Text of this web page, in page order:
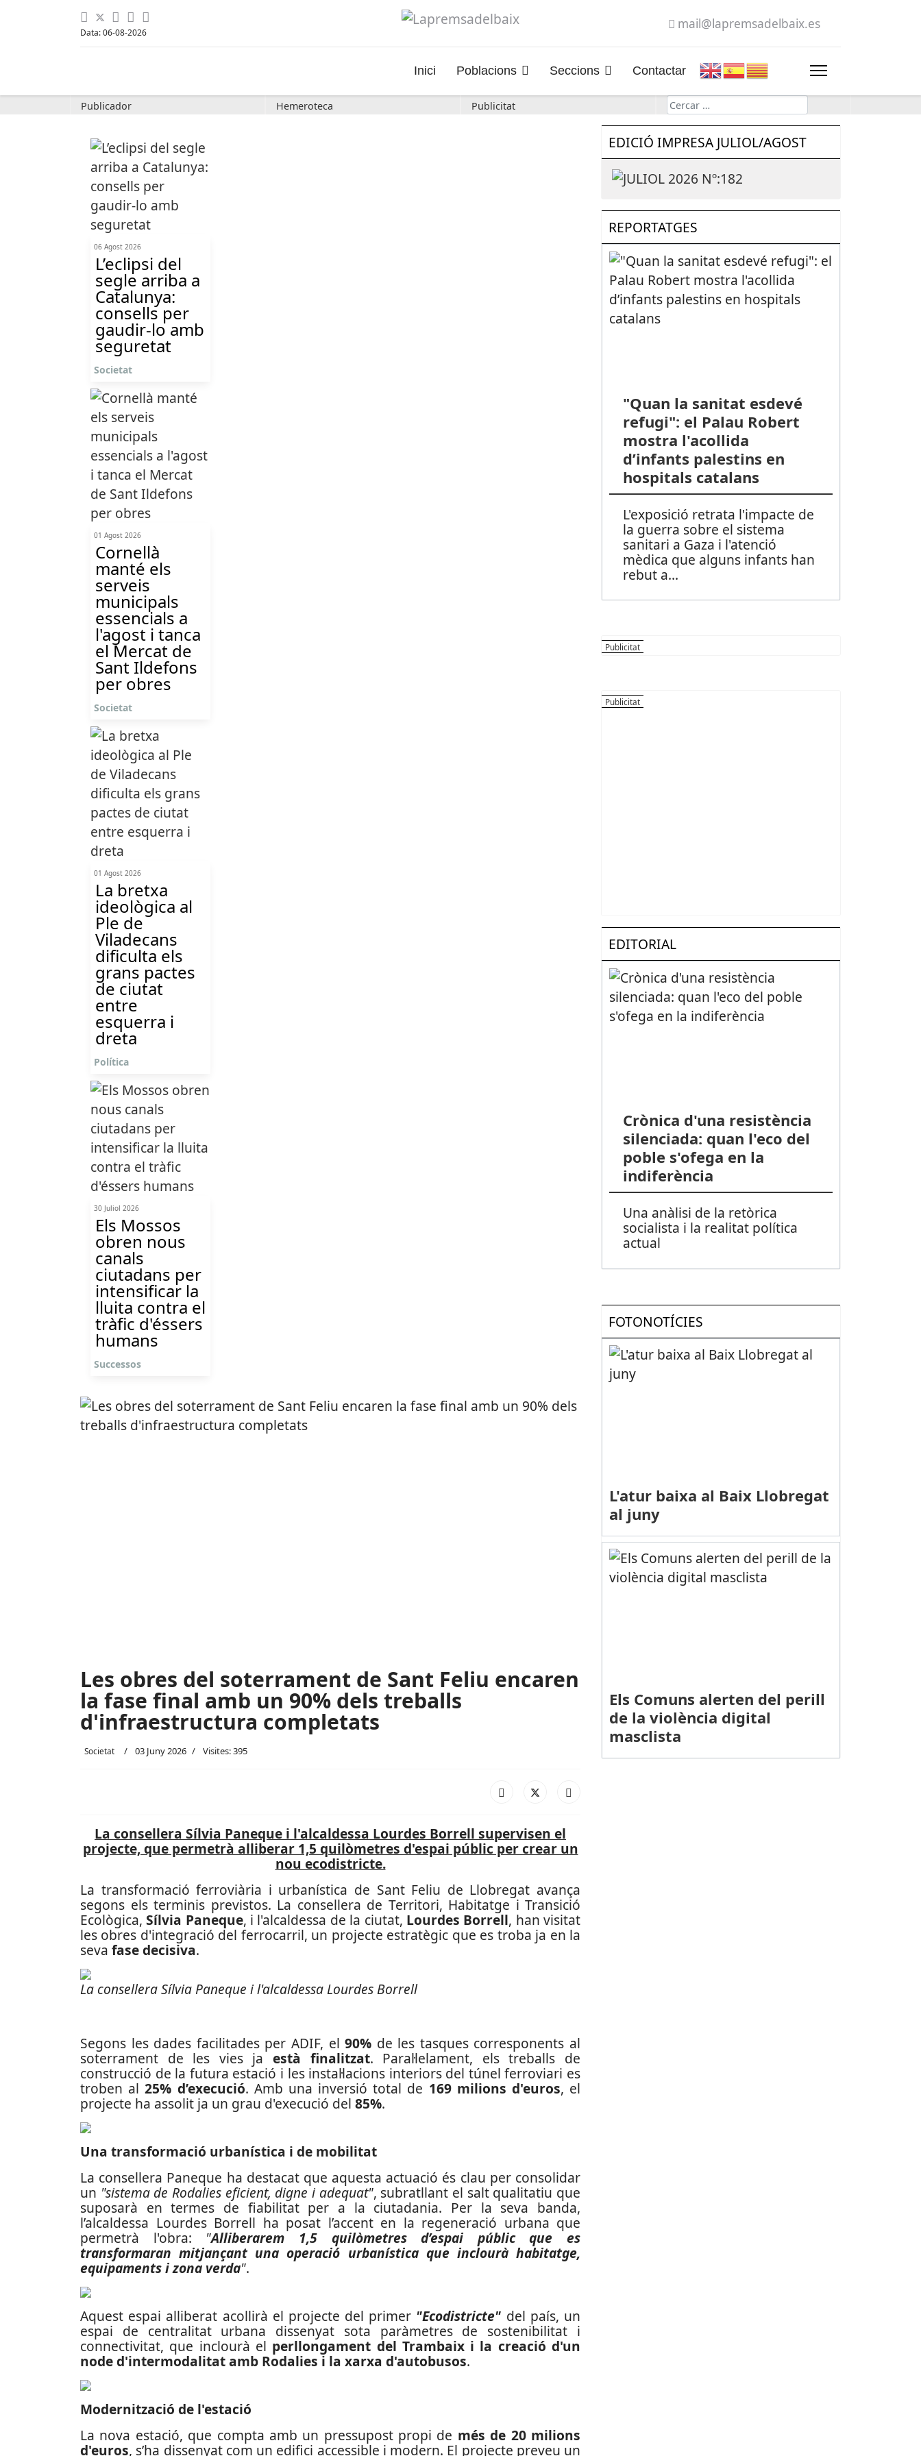
Data: 06-08-2026
mail@lapremsadelbaix.es
Inici Poblacions Seccions Contactar
Publicador Hemeroteca Publicitat Cerca
06 Agost 2026
L’eclipsi del
segle arriba a
Catalunya:
consells per
gaudir-lo amb
seguretat
Societat
01 Agost 2026
Cornellà
manté els
serveis
municipals
essencials a
l'agost i tanca
el Mercat de
Sant Ildefons
per obres
Societat
01 Agost 2026
La bretxa
ideològica al
Ple de
Viladecans
dificulta els
grans pactes
de ciutat
entre
esquerra i
dreta
Política
30 Juliol 2026
Els Mossos
obren nous
canals
ciutadans per
intensificar la
lluita contra el
tràfic d'éssers
humans
Successos
Les obres del soterrament de Sant Feliu encaren
la fase final amb un 90% dels treballs
d'infraestructura completats
Societat 03 Juny 2026 Visites: 395
La consellera Sílvia Paneque i l'alcaldessa Lourdes Borrell supervisen el
projecte, que permetrà alliberar 1,5 quilòmetres d'espai públic per crear un
nou ecodistricte.
La transformació ferroviària i urbanística de Sant Feliu de Llobregat avança
segons els terminis previstos. La consellera de Territori, Habitatge i Transició
Ecològica,Sílvia Paneque, i l'alcaldessa de la ciutat, Lourdes Borrell, han visitat
les obres d'integració del ferrocarril, un projecte estratègic que es troba ja en la
seva fase decisiva.
La consellera Sílvia Paneque i l'alcaldessa Lourdes Borrell
Segons les dades facilitades per ADIF, el90% de les tasques corresponents al
soterrament de les vies ja està finalitzat. Paral·lelament, els treballs de
construcció de la futura estació i les instal·lacions interiors del túnel ferroviari es
troben al25% d’execució. Amb una inversió total de 169 milions d'euros, el
projecte ha assolit ja un grau d'execució del 85%.
Una transformació urbanística i de mobilitat
La consellera Paneque ha destacat que aquesta actuació és clau per consolidar
un "sistema de Rodalies eficient, digne i adequat", subratllant el salt qualitatiu que
suposarà en termes de fiabilitat per a la ciutadania. Per la seva banda,
l’alcaldessa Lourdes Borrell ha posat l’accent en la regeneració urbana que
permetrà l'obra: "Alliberarem 1,5 quilòmetres d’espai públic que es
transformaran mitjançant una operació urbanística que inclourà habitatge,
equipaments i zona verda".
Aquest espai alliberat acollirà el projecte del primer "Ecodistricte" del país, un
espai de centralitat urbana dissenyat sota paràmetres de sostenibilitat i
connectivitat, que inclourà el perllongament del Trambaix i la creació d'un
node d'intermodalitat amb Rodalies i la xarxa d'autobusos.
Modernització de l'estació
La nova estació, que compta amb un pressupost propi de més de 20 milions
d'euros, s’ha dissenyat com un edifici accessible i modern. El projecte preveu un
EDICIÓ IMPRESA JULIOL/AGOST
REPORTATGES
"Quan la sanitat esdevé
refugi": el Palau Robert
mostra l'acollida
d’infants palestins en
hospitals catalans
L'exposició retrata l'impacte de
la guerra sobre el sistema
sanitari a Gaza i l'atenció
mèdica que alguns infants han
rebut a...
EDITORIAL
Crònica d'una resistència
silenciada: quan l'eco del
poble s'ofega en la
indiferència
Una anàlisi de la retòrica
socialista i la realitat política
actual
FOTONOTÍCIES
L'atur baixa al Baix Llobregat
al juny
Els Comuns alerten del perill
de la violència digital
masclista